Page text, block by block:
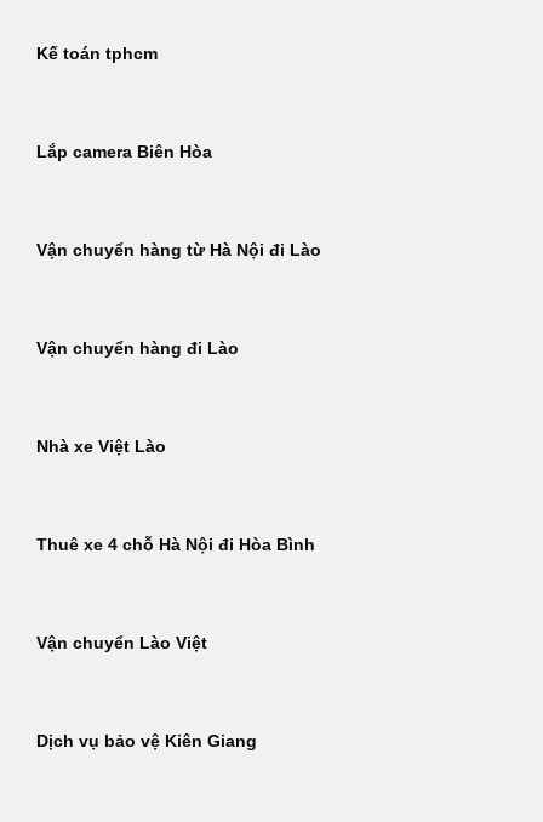
Kế toán tphcm
Lắp camera Biên Hòa
Vận chuyển hàng từ Hà Nội đi Lào
Vận chuyển hàng đi Lào
Nhà xe Việt Lào
Thuê xe 4 chỗ Hà Nội đi Hòa Bình
Vận chuyển Lào Việt
Dịch vụ bảo vệ Kiên Giang